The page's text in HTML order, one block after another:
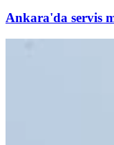
Ankara'da servis